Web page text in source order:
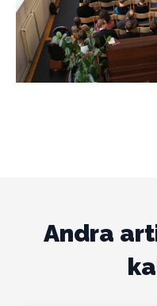
Andra